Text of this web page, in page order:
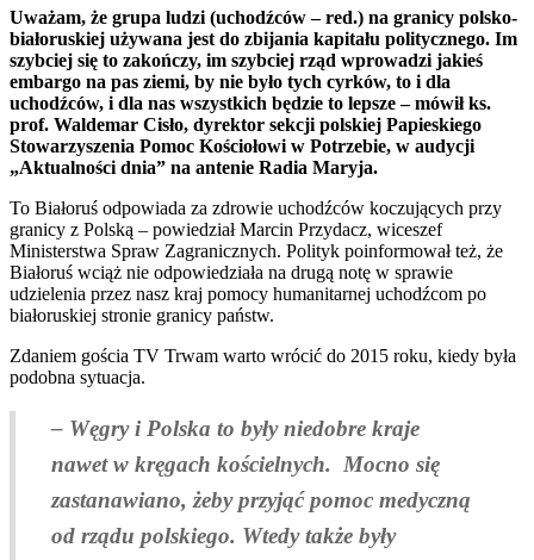
Uważam, że grupa ludzi (uchodźców – red.) na granicy polsko-
białoruskiej używana jest do zbijania kapitału politycznego. Im
szybciej się to zakończy, im szybciej rząd wprowadzi jakieś
embargo na pas ziemi, by nie było tych cyrków, to i dla
uchodźców, i dla nas wszystkich będzie to lepsze – mówił ks.
prof. Waldemar Cisło, dyrektor sekcji polskiej Papieskiego
Stowarzyszenia Pomoc Kościołowi w Potrzebie, w audycji
„Aktualności dnia” na antenie Radia Maryja.
To Białoruś odpowiada za zdrowie uchodźców koczujących przy
granicy z Polską – powiedział Marcin Przydacz, wiceszef
Ministerstwa Spraw Zagranicznych. Polityk poinformował też, że
Białoruś wciąż nie odpowiedziała na drugą notę w sprawie
udzielenia przez nasz kraj pomocy humanitarnej uchodźcom po
białoruskiej stronie granicy państw.
Zdaniem gościa TV Trwam warto wrócić do 2015 roku, kiedy była
podobna sytuacja.
– Węgry i Polska to były niedobre kraje
nawet w kręgach kościelnych. Mocno się
zastanawiano, żeby przyjąć pomoc medyczną
od rządu polskiego. Wtedy także były